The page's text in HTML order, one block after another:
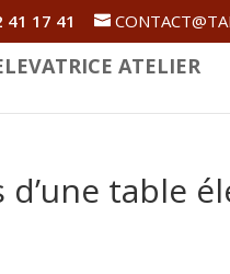
41 17 41
ATELIER
d’une table